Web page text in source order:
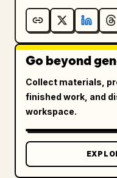
Go beyond
Collect materials,
finished work, and
workspace.